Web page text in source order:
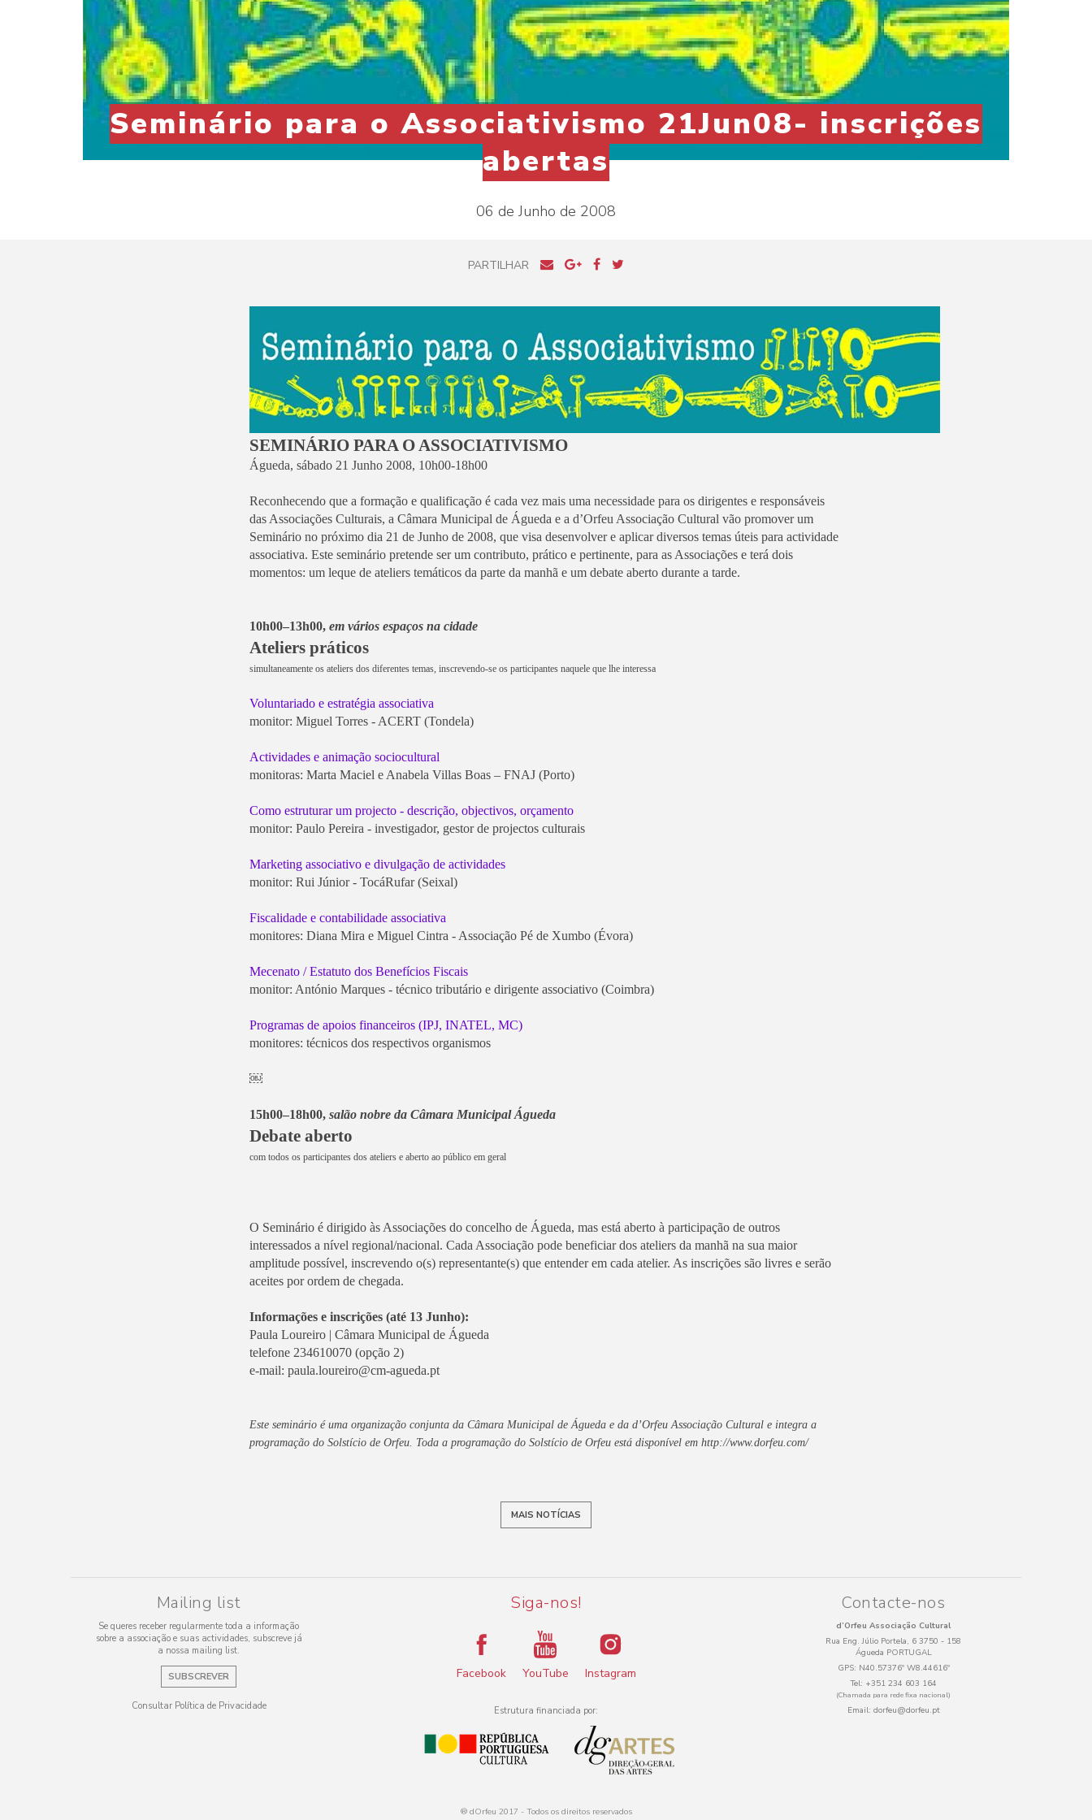
Seminário para o Associativismo 21Jun08- inscrições
abertas
06 de Junho de 2008
PARTILHAR
SEMINÁRIO PARA O ASSOCIATIVISMO
Águeda, sábado 21 Junho 2008, 10h00-18h00
Reconhecendo que a formação e qualificação é cada vez mais uma necessidade para os dirigentes e responsáveis
das Associações Culturais, a Câmara Municipal de Águeda e a d’Orfeu Associação Cultural vão promover um
Seminário no próximo dia 21 de Junho de 2008, que visa desenvolver e aplicar diversos temas úteis para actividade
associativa. Este seminário pretende ser um contributo, prático e pertinente, para as Associações e terá dois
momentos: um leque de ateliers temáticos da parte da manhã e um debate aberto durante a tarde.
10h00–13h00, em vários espaços na cidade
Ateliers práticos
simultaneamente os ateliers dos diferentes temas, inscrevendo-se os participantes naquele que lhe interessa
Voluntariado e estratégia associativa
monitor: Miguel Torres - ACERT (Tondela)
Actividades e animação sociocultural
monitoras: Marta Maciel e Anabela Villas Boas – FNAJ (Porto)
Como estruturar um projecto - descrição, objectivos, orçamento
monitor: Paulo Pereira - investigador, gestor de projectos culturais
Marketing associativo e divulgação de actividades
monitor: Rui Júnior - TocáRufar (Seixal)
Fiscalidade e contabilidade associativa
monitores: Diana Mira e Miguel Cintra - Associação Pé de Xumbo (Évora)
Mecenato / Estatuto dos Benefícios Fiscais
monitor: António Marques - técnico tributário e dirigente associativo (Coimbra)
Programas de apoios financeiros (IPJ, INATEL, MC)
monitores: técnicos dos respectivos organismos
￼
15h00–18h00, salão nobre da Câmara Municipal Águeda
Debate aberto
com todos os participantes dos ateliers e aberto ao público em geral
O Seminário é dirigido às Associações do concelho de Águeda, mas está aberto à participação de outros
interessados a nível regional/nacional. Cada Associação pode beneficiar dos ateliers da manhã na sua maior
amplitude possível, inscrevendo o(s) representante(s) que entender em cada atelier. As inscrições são livres e serão
aceites por ordem de chegada.
Informações e inscrições (até 13 Junho):
Paula Loureiro | Câmara Municipal de Águeda
telefone 234610070 (opção 2)
e-mail: paula.loureiro@cm-agueda.pt
Este seminário é uma organização conjunta da Câmara Municipal de Águeda e da d’Orfeu Associação Cultural e integra a
programação do Solstício de Orfeu. Toda a programação do Solstício de Orfeu está disponível em http://www.dorfeu.com/
MAIS NOTÍCIAS
Mailing list
Se queres receber regularmente toda a informação
sobre a associação e suas actividades, subscreve já
a nossa mailing list.
SUBSCREVER
Consultar Política de Privacidade
Siga-nos!
Facebook YouTube Instagram
Estrutura financiada por:
Contacte-nos
d’Orfeu Associação Cultural
Rua Eng. Júlio Portela, 6 3750 - 158
Águeda PORTUGAL
GPS: N40.57376º W8.44616º
Tel: +351 234 603 164
(Chamada para rede fixa nacional)
Email: dorfeu@dorfeu.pt
® dOrfeu 2017 - Todos os direitos reservados